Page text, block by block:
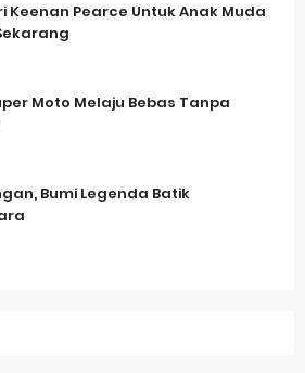
Keenan Pearce Untuk Anak Muda
Moto Melaju Bebas Tanpa
Bumi Legenda Batik